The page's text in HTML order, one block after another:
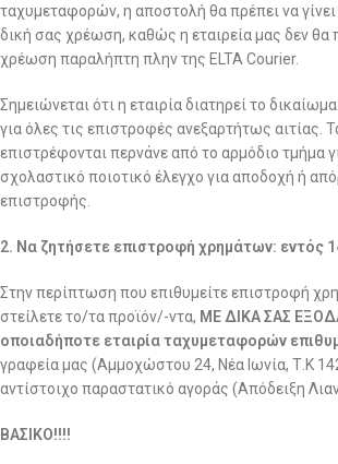
ταχυμεταφορών, η αποστολή θα πρέπει να
δική σας χρέωση, καθώς η εταιρεία μας δεν θα
χρέωση παραλήπτη πλην της ELTA Courier.
Σημειώνεται ότι η εταιρία διατηρεί το
για όλες τις επιστροφές ανεξαρτήτως αιτίας.
επιστρέφονται περνάνε από το αρμόδιο τμήμα
σχολαστικό ποιοτικό έλεγχο για αποδοχή ή
επιστροφής.
2. Να ζητήσετε επιστροφή χρημάτων: εντός
Στην περίπτωση που επιθυμείτε επιστροφή
στείλετε το/τα προϊόν/-ντα, ΜΕ ΔΙΚΑ ΣΑΣ
οποιαδήποτε εταιρία ταχυμεταφορών
γραφεία μας (Αμμοχώστου 24, Νέα Ιωνία, Τ.Κ
αντίστοιχο παραστατικό αγοράς (Απόδειξη
ΒΑΣΙΚΟ!!!!